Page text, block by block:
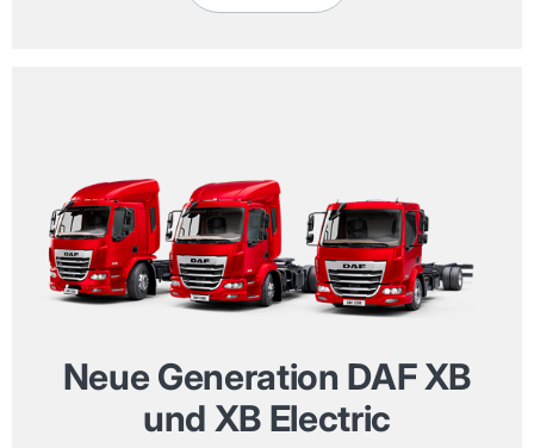
Neue Generation DAF XB
und XB Electric